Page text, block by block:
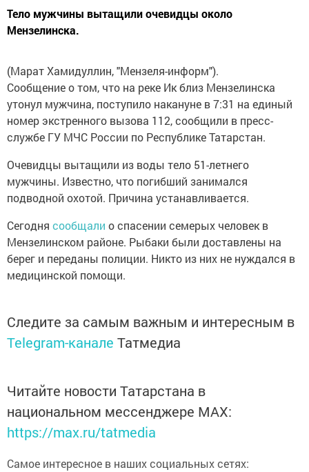
Тело мужчины вытащили очевидцы около
Мензелинска.
(Марат Хамидуллин, "Мензеля-информ").
Сообщение о том, что на реке Ик близ Мензелинска
утонул мужчина, поступило накануне в 7:31 на единый
номер экстренного вызова 112, сообщили в пресс-
службе ГУ МЧС России по Республике Татарстан.
Очевидцы вытащили из воды тело 51-летнего
мужчины. Известно, что погибший занимался
подводной охотой. Причина устанавливается.
Сегодня сообщали о спасении семерых человек в
Мензелинском районе. Рыбаки были доставлены на
берег и переданы полиции. Никто из них не нуждался в
медицинской помощи.
Следите за самым важным и интересным в
Telegram-канале Татмедиа
Читайте новости Татарстана в
национальном мессенджере MАХ:
https://max.ru/tatmedia
Самое интересное в наших социальных сетях: